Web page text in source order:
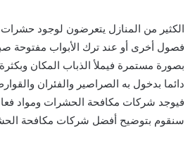
الكثير من المنازل يتعرضون لوجود
فصول أخرى أو عند ترك الأبواب مفتوحة
بصورة مستمرة فيملأ الذباب المكان
دائما بدخول به الصراصير والفئران
فيوجد شركات مكافحة الحشرات ومواد
سنقوم بتوضيح أفضل شركات مكافحة